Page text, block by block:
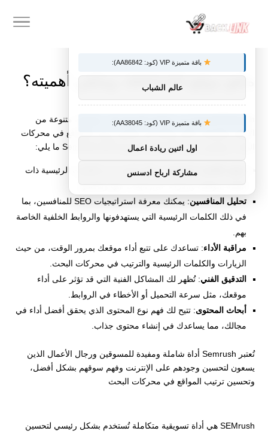
ماهو موقع semrush، وماهي أهميته؟
Semrush للمستخدمين إمكانية الوصول إلى مجموعة متنوعة من
الأدوات والميزات التي تساعد في تحسين ترتيب المواقع في محركات
البحث، وتتضمن بعض الخصائص الرئيسية لأداة Semrush ما يلي:
تحليل الكلمات الرئيسية
: يمكنك البحث عن الكلمات الرئيسية ذات
الصلة بموقعك ومعرفة حجم البحث عنها وتنافسها.
تحليل المنافسين
: يمكنك معرفة استراتيجيات SEO للمنافسين، بما
في ذلك الكلمات الرئيسية التي يستهدفونها والروابط الخلفية الخاصة
بهم.
مراقبة الأداء: تساعدك على تتبع أداء موقعك بمرور الوقت، من حيث
الزيارات والكلمات الرئيسية والترتيب في محركات البحث.
التدقيق الفني: تُظهر لك المشاكل الفنية التي قد تؤثر على أداء
موقعك، مثل سرعة التحميل أو الأخطاء في الروابط.
أبحاث المحتوى: تتيح لك فهم نوع المحتوى الذي يحقق أفضل أداء في
مجالك، مما يساعدك في إنشاء محتوى جذاب.
تُعتبر Semrush أداة شاملة ومفيدة للمسوقين ورجال الأعمال الذين
يسعون لتحسين وجودهم على الإنترنت وفهم سوقهم بشكل أفضل،
وتحسين ترتيب المواقع في محركات البحث
SEMrush هي أداة تسويقية متكاملة تُستخدم بشكل رئيسي لتحسين
توصيات :
باقة متميزة VIP (كود: AA86842):
عالم الشباب
باقة متميزة VIP (كود: AA38045):
اول اثنين ريادة اعمال
مشاركة ارباح ادسنس